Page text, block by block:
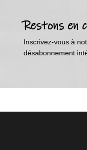
Restons en
Inscrivez-vous à
désabonnement